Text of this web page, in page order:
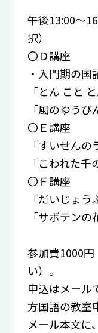
午後13:00～
択）
〇Ｄ講座
・入門期の国
「とん こと
「風のゆうび
〇Ｅ講座
「すいせんの
「こわれた千
〇Ｆ講座
「だいじょ
「サボテンの
参加費1000
い）。
申込はメール
方国語の教室
メール本文に